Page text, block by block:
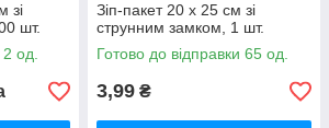
зі
шт.
од.
Зіп-пакет 20 х 25 см зі
струнним замком, 1 шт.
Готово до відправки 65 од.
3,99 ₴